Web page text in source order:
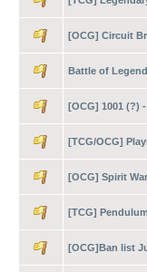
[OCG] Circuit
Battle of
[OCG] 1001 (?)
[TCG/OCG]
[OCG] Spirit
[TCG]
[OCG]Ban list